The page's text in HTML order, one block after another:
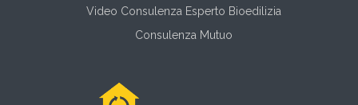
Video Consulenza Esperto Bioedilizia
Consulenza Mutuo